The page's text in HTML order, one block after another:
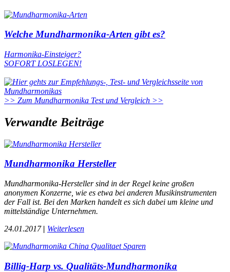
Welche Mundharmonika-Arten gibt es?
Harmonika-Einsteiger?
SOFORT LOSLEGEN!
>> Zum Mundharmonika Test und Vergleich >>
Verwandte Beiträge
Mundharmonika Hersteller
Mundharmonika-Hersteller sind in der Regel keine großen
anonymen Konzerne, wie es etwa bei anderen Musikinstrumenten
der Fall ist. Bei den Marken handelt es sich dabei um kleine und
mittelständige Unternehmen.
24.01.2017 | Weiterlesen
Billig-Harp vs. Qualitäts-Mundharmonika